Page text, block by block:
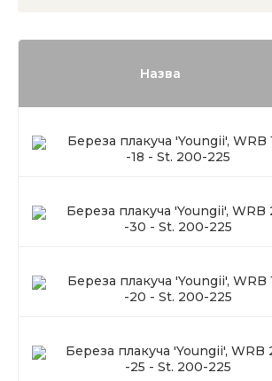
Назва
Береза плакуча 'Youngii', WRB
-18 - St. 200-225
Береза плакуча 'Youngii', WRB
-30 - St. 200-225
Береза плакуча 'Youngii', WRB
-20 - St. 200-225
Береза плакуча 'Youngii', WRB
-25 - St. 200-225